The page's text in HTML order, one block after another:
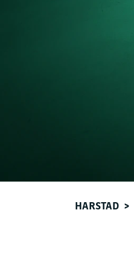
HARSTAD >